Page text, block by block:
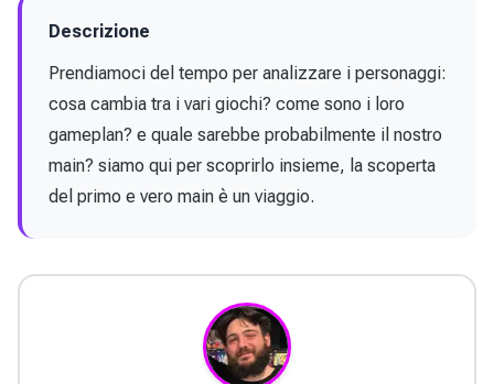
Descrizione
Prendiamoci del tempo per analizzare i personaggi:
cosa cambia tra i vari giochi? come sono i loro
gameplan? e quale sarebbe probabilmente il nostro
main? siamo qui per scoprirlo insieme, la scoperta
del primo e vero main è un viaggio.